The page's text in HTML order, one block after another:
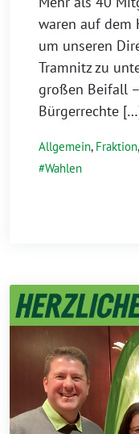
waren auf dem
um unseren
Tramnitz zu
großen Beifall
Bürgerrechte
Allgemein, Fraktion,
Wahlen